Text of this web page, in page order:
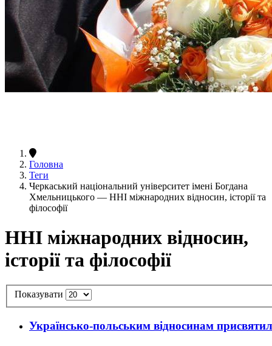
Головна
Теги
Черкаський національний університет імені Богдана
Хмельницького — ННІ міжнародних відносин, історії та
філософії
ННІ міжнародних відносин,
історії та філософії
Показувати
Українсько-польським відносинам